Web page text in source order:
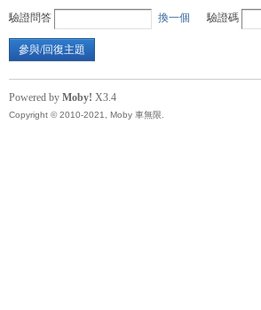
驗證問答 換一個 驗證碼
參與/回復主題
Powered by Moby! X3.4
Copyright © 2010-2021, Moby 車無限.